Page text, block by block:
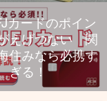
カードのポイン
えげつない 関
住みなら必携す
ぎる！